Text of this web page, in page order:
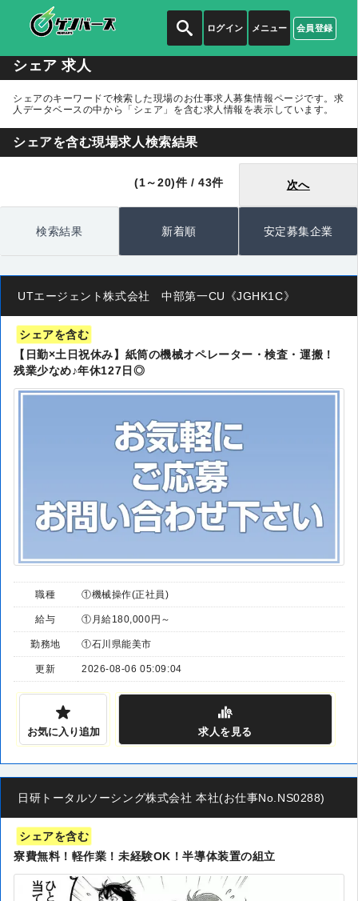
ログイン 会員登録
メニュー
シェア 求人
シェアのキーワードで検索した現場のお仕事求人募集情報ページです。求
人データベースの中から
「シェア」 を含む求人情報を表示しています。
シェアを含む現場求人検索結果
(1～20)件 / 43件 次へ
検索結果 新着順 安定募集企業
UTエージェント株式会社 中部第一CU《JGHK1C》
シェアを含む
【日勤×土日祝休み】紙筒の機械オペレーター・検査・運搬！
残業少なめ♪年休127日◎
職種 ①機械操作(正社員)
給与 ①月給180,000円～
勤務地 ①石川県能美市
更新 2026-08-06 05:09:04
お気に入り追加 求人を見る
日研トータルソーシング株式会社 本社(お仕事No.NS0288)
シェアを含む
寮費無料！軽作業！未経験OK！半導体装置の組立